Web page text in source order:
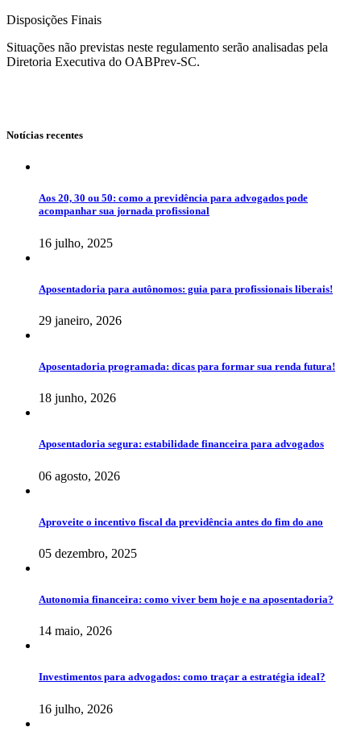
Disposições Finais
Situações não previstas neste regulamento serão analisadas pela
Diretoria Executiva do OABPrev-SC.
Notícias recentes
Aos 20, 30 ou 50: como a previdência para advogados pode
acompanhar sua jornada profissional
16 julho, 2025
Aposentadoria para autônomos: guia para profissionais liberais!
29 janeiro, 2026
Aposentadoria programada: dicas para formar sua renda futura!
18 junho, 2026
Aposentadoria segura: estabilidade financeira para advogados
06 agosto, 2026
Aproveite o incentivo fiscal da previdência antes do fim do ano
05 dezembro, 2025
Autonomia financeira: como viver bem hoje e na aposentadoria?
14 maio, 2026
Investimentos para advogados: como traçar a estratégia ideal?
16 julho, 2026